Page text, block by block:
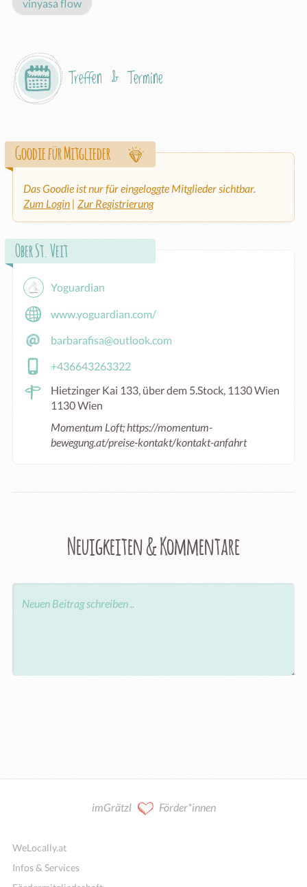
vinyasa flow
Treffen & Termine
Goodie für Mitglieder
Das Goodie ist nur für eingeloggte Mitglieder sichtbar.
Zum Login | Zur Registrierung
Ober St. Veit
Yoguardian
www.yoguardian.com/
barbarafisa@outlook.com
+436643263322
Hietzinger Kai 133, über dem 5.Stock, 1130 Wien
1130 Wien
Momentum Loft; https://momentum-
bewegung.at/preise-kontakt/kontakt-anfahrt
Neuigkeiten & Kommentare
imGrätzl Förder*innen
WeLocally.at
Infos & Services